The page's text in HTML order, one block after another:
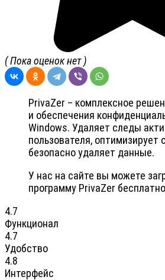
( Пока оценок нет )
PrivaZer – комплексное
и обеспечения
Windows. Удаляет следы
пользователя, оптимизирует
безопасно удаляет данные.
У нас на сайте вы можете
программу PrivaZer
4.7
Функционал
4.7
Удобство
4.8
Интерфейс